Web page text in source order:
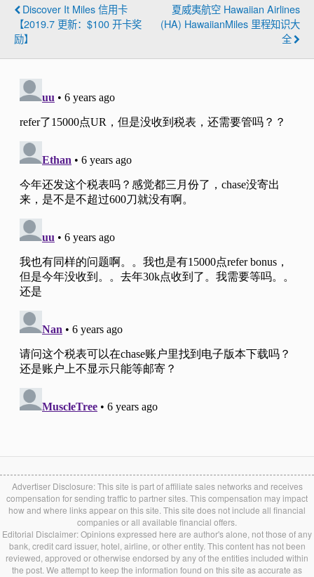
Discover It Miles 信用卡
【2019.7 更新：$100 开卡奖
励】
夏威夷航空 Hawaiian Airlines
(HA) HawaiianMiles 里程知识大
全
Advertiser Disclosure: This site is part of affiliate sales networks and receives
compensation for sending traffic to partner sites. This compensation may impact
how and where links appear on this site. This site does not include all financial
companies or all available financial offers.
Editorial Disclaimer: Opinions expressed here are author's alone, not those of any
bank, credit card issuer, hotel, airline, or other entity. This content has not been
reviewed, approved or otherwise endorsed by any of the entities included within
the post. We attempt to keep the information found on this site as accurate as